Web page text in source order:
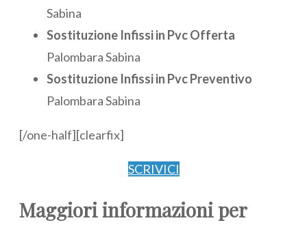
Sabina
Sostituzione Infissi in Pvc Offerta
Palombara Sabina
Sostituzione Infissi in Pvc Preventivo
Palombara Sabina
[/one-half][clearfix]
SCRIVICI
Maggiori informazioni per